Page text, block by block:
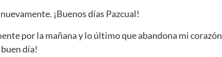
¡Buenos días Pazcual!
por la mañana y lo último que abandona mi corazón
día!